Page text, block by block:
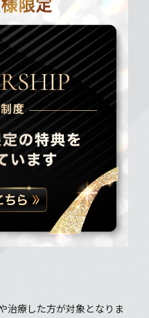
治療した方が対象となりま